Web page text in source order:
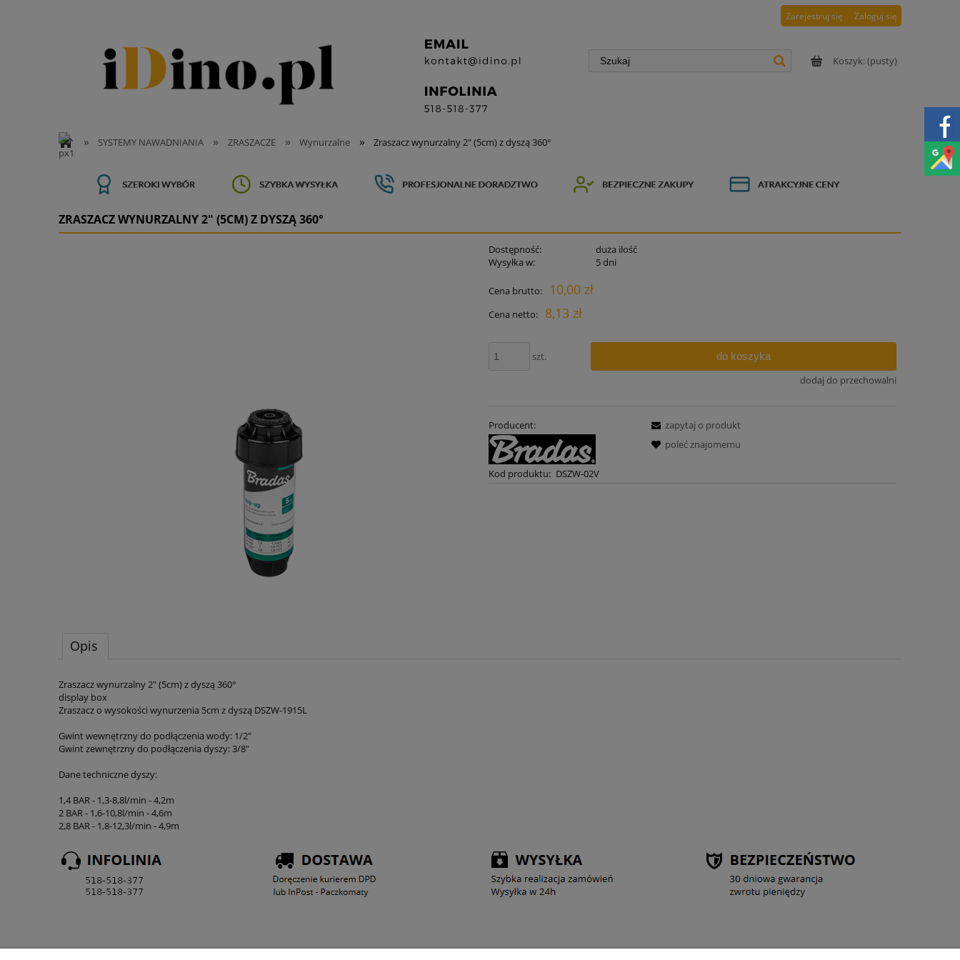
Zarejestruj się Zaloguj się
Koszyk:(pusty)
» SYSTEMY NAWADNIANIA » ZRASZACZE » Wynurzalne » Zraszacz wynurzalny 2" (5cm) z dyszą 360°
ZRASZACZ WYNURZALNY 2" (5CM) Z DYSZĄ 360°
Dostępność:
duża ilość
Wysyłka w:
5 dni
Cena brutto: 10,00 zł
Cena netto: 8,13 zł
szt. do koszyka
dodaj do przechowalni
Producent:
Kod produktu: DSZW-02V
zapytaj o produkt
poleć znajomemu
Opis
Zraszacz wynurzalny 2" (5cm) z dyszą 360°
display box
Zraszacz o wysokości wynurzenia 5cm z dyszą DSZW-1915L
Gwint wewnętrzny do podłączenia wody: 1/2"
Gwint zewnętrzny do podłączenia dyszy: 3/8"
Dane techniczne dyszy:
1,4 BAR - 1,3-8,8l/min - 4,2m
2 BAR - 1,6-10,8l/min - 4,6m
2,8 BAR - 1,8-12,3l/min - 4,9m